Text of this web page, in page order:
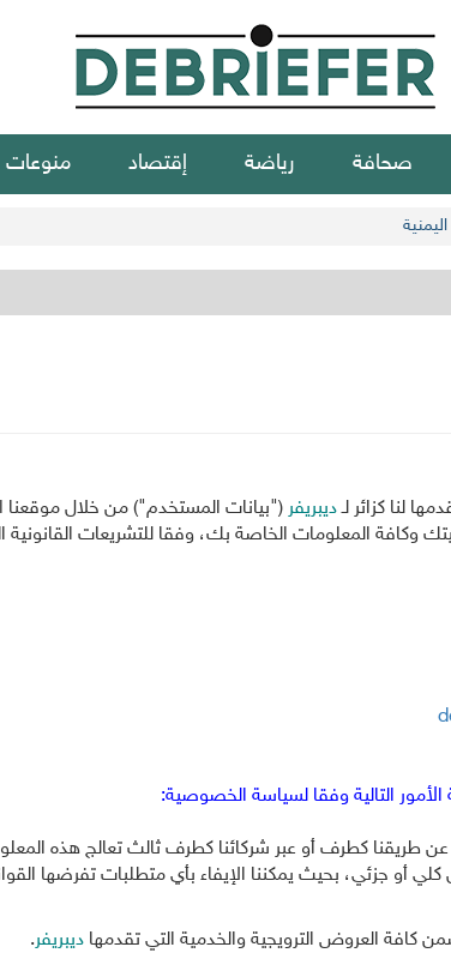
صحافة رياضة إقتصاد منوعات
لنا كزائر لـديبريفر ("بيانات المستخدم") من خلال موقعنا
المعلومات الخاصة بك، وفقا للتشريعات
التالية وفقا لسياسة الخصوصية:
كطرف أو عبر شركائنا كطرف ثالث تعالج هذه
جزئي، بحيث يمكننا الإيفاء بأي متطلبات تفرضها
كافة العروض الترويجية والخدمية التي تقدمها ديبريفر.